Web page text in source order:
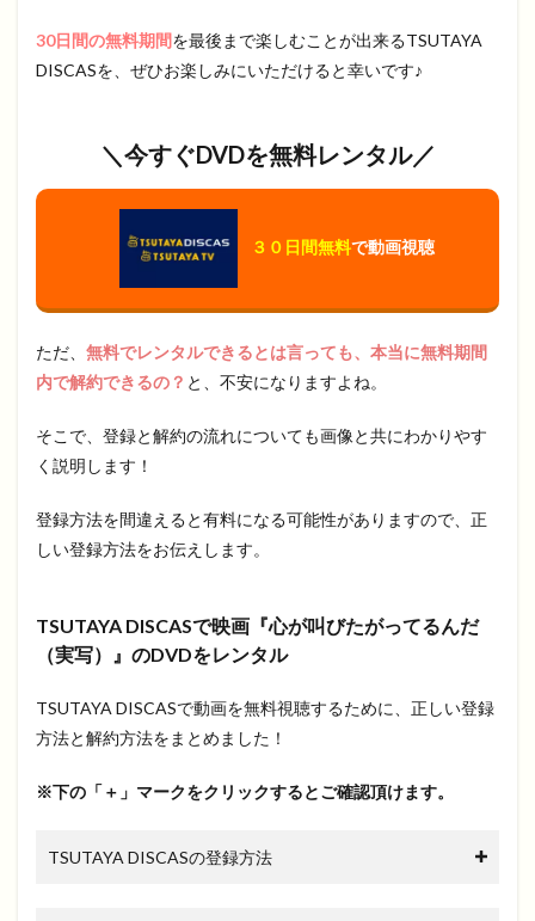
30日間の無料期間を最後まで楽しむことが出来るTSUTAYA
DISCASを、ぜひお楽しみにいただけると幸いです♪
＼今すぐDVDを無料レンタル／
３０日間無料で動画視聴
ただ、 無料でレンタルできるとは言っても、本当に無料期間
内で解約できるの？ と、不安になりますよね。
そこで、登録と解約の流れについても画像と共にわかりやす
く説明します！
登録方法を間違えると有料になる可能性がありますので、正
しい登録方法をお伝えします。
TSUTAYA DISCASで映画『心が叫びたがってるんだ
（実写）』のDVDをレンタル
TSUTAYA DISCASで動画を無料視聴するために、正しい登録
方法と解約方法をまとめました！
※下の「＋」マークをクリックするとご確認頂けます。
TSUTAYA DISCASの登録方法